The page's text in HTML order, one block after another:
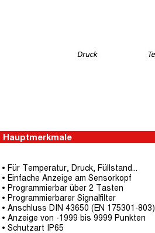
Hauptmerkmale
• Für Temperatur, Druck, Füllstand...
• Einfache Anzeige am Sensorkopf
• Programmierbar über 2 Tasten
• Programmierbarer Signalfilter
• Anschluss DIN 43650 (EN 175301-803)
• Anzeige von -1999 bis 9999 Punkten
• Schutzart IP65